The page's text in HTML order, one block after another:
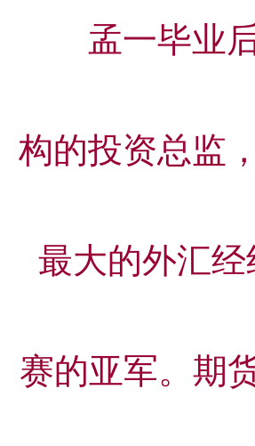
孟一毕业后
构的投资总监
最大的外汇
赛的亚军。期